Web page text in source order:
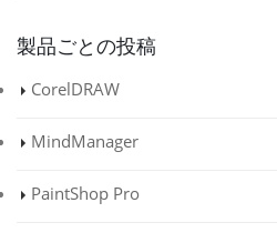
製品ごとの投稿
CorelDRAW
MindManager
PaintShop Pro